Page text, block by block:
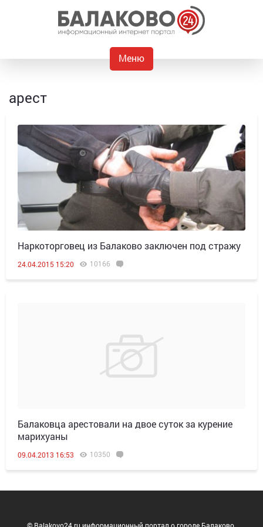
Меню
арест
Наркоторговец из Балаково заключен под стражу
24.04.2015 15:20 10166
Балаковца арестовали на двое суток за курение
марихуаны
09.04.2013 16:53 10350